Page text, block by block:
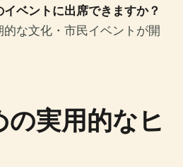
ベントに出席できますか？
な文化・市民イベントが開
実用的なヒ